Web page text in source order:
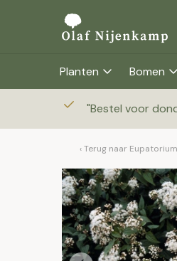
Planten Bomen
"Bestel voor
Terug naar Eupatorium